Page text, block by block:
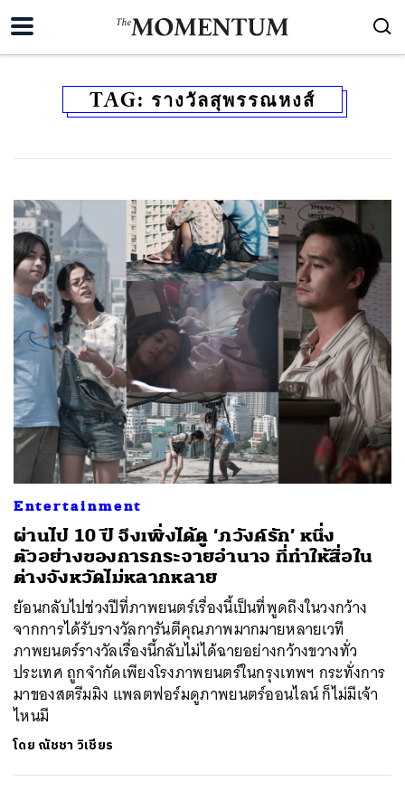
TAG: รางวัลสุพรรณหงส์
Entertainment
ผ่านไป 10 ปี จึงเพิ่งได้ดู ‘ภวังค์รัก’ หนึ่ง
ตัวอย่างของการกระจายอำนาจ ที่ทำให้สื่อใน
ต่างจังหวัดไม่หลากหลาย
ย้อนกลับไปช่วงปีที่ภาพยนตร์เรื่องนี้เป็นที่พูดถึงในวงกว้าง
จากการได้รับรางวัลการันตีคุณภาพมากมายหลายเวที
ภาพยนตร์รางวัลเรื่องนี้กลับไม่ได้ฉายอย่างกว้างขวางทั่ว
ประเทศ ถูกจำกัดเพียงโรงภาพยนตร์ในกรุงเทพฯ กระทั่งการ
มาของสตรีมมิง แพลตฟอร์มดูภาพยนตร์ออนไลน์ ก็ไม่มีเจ้า
ไหนมี
โดย ณัชชา วิเชียร
ค้นหา
SHARE